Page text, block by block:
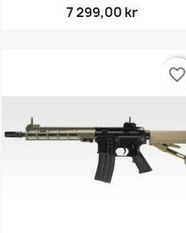
7 299,00 kr
favorite_border